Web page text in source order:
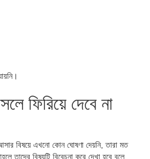
ফিরিয়ে দেবে না
বিষয়ে এখনো কোন ঘোষণা দেয়নি, তারা মত
তাদের বিষয়টি বিবেচনা করে দেখা হবে বলে